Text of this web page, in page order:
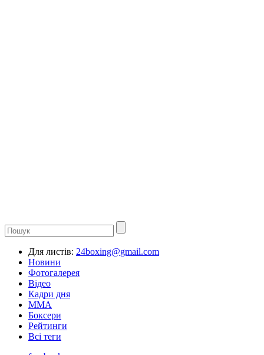
Для листів: 24boxing@gmail.com
Новини
Фотогалерея
Відео
Кадри дня
ММА
Боксери
Рейтинги
Всі теги